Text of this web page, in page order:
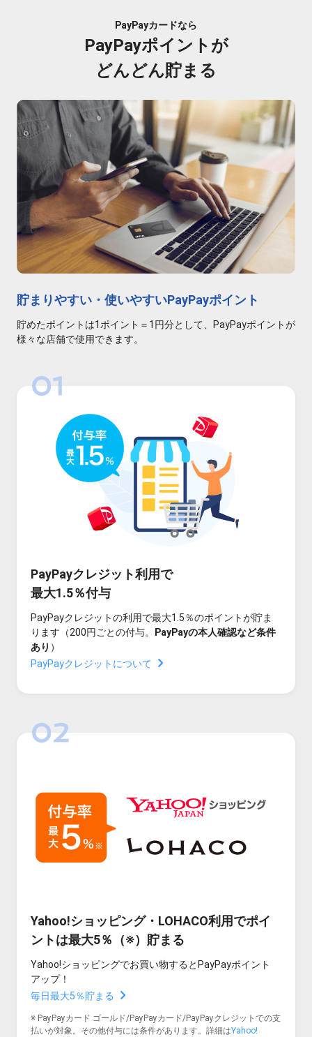
PayPayカードなら
PayPayポイントが
どんどん貯まる
貯まりやすい・使いやすいPayPayポイント
貯めたポイントは1ポイント＝1円分として、PayPayポイントが
様々な店舗で使用できます。
PayPayクレジット利用で
最大1.5％付与
PayPayクレジットの利用で最大1.5％のポイントが貯ま
ります（200円ごとの付与。
PayPayの本人確認など条件
あり ）
PayPayクレジットについて
Yahoo!ショッピング・LOHACO利用でポイ
ントは最大5％（※）貯まる
Yahoo!ショッピングでお買い物するとPayPayポイント
アップ！
毎日最大5％貯まる
※ PayPayカード ゴールド/PayPayカード/PayPayクレジットでの支
払いが対象。その他付与には条件があります。 詳細はYahoo!